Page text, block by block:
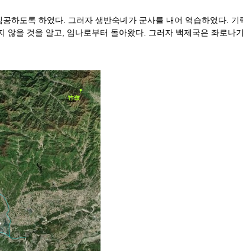
하도록 하였다. 그러자 생반숙녜가 군사를 내어 역습하였다.
을 것을 알고, 임나로부터 돌아왔다. 그러자 백제국은 좌로나